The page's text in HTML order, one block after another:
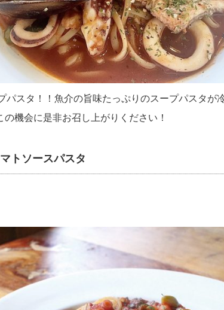
パスタ！！魚介の旨味たっぷりのスープパスタが
機会に是非お召し上がりください！
トソースパスタ